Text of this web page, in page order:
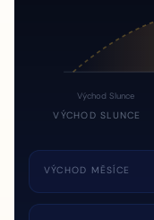
Východ Slunce
VÝCHOD SLUNCE
VÝCHOD MĚSÍCE